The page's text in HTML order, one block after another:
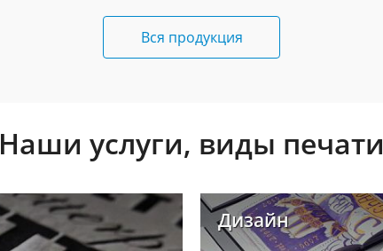
Вся продукция
Наши услуги, виды печати
Дизайн